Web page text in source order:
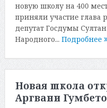
новую школу на 400
приняли участие глава
депутат Госдумы
Народного... Подробнее
Новая школа
Аргвани